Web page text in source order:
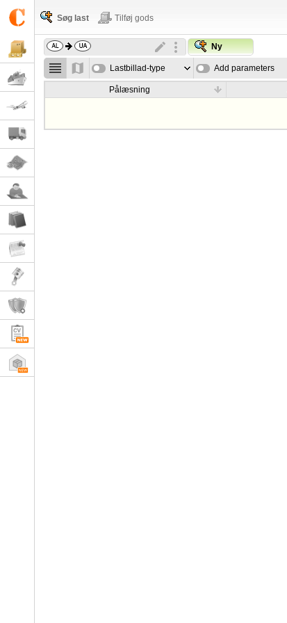
Søg last Tilføj gods
Ny
Lastbillad-type Add parameters
Pålæsning